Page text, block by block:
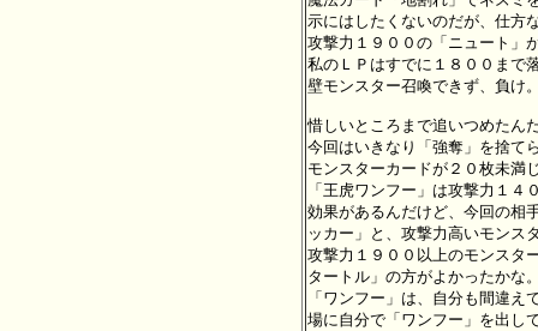
示にはしたくないのだが、仕方
攻撃力１９００の「ニュート」
私のＬＰはすでに１８００まで
壁モンスター召喚できず、負け
惜しいところまで追いつめたん
今回はいきなり「強奪」を捨て
モンスターカードが２０枚未満
「王虎ワンフー」は攻撃力１
効果があるんだけど、今回の相
ッカー」と、攻撃力高いモンス
攻撃力１９００以上のモンスタ
タートル」の方がよかったかな
「ワンフー」は、自分も間違え
場に自分で「ワンフー」を出し